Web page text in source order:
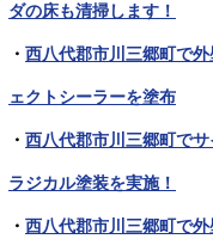
ダの床も清掃します！
・ 西八代郡市川三郷町で
ェクトシーラーを塗布
・ 西八代郡市川三郷町で
ラジカル塗装を実施！
・ 西八代郡市川三郷町で